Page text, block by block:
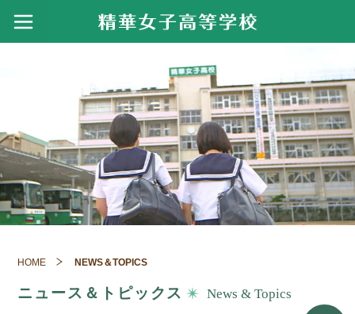
精華学園117年のあゆみ
アクセス
寄付金のお願い
進路実績
精華女子短期大学
製菓衛生師国家試験結果・製菓コース進路実
看護師国家試験結果・看護専攻科進路実績
資格・検定
令和７年度 実績
令和６年度 実績
令和４年度 実績
令和３年度 実績
クラブ活動
体育部
吹奏楽部のおもな活躍
スクールライフ
年間行事
施設・設備紹介
HOME NEWS＆TOPICS
ニュース＆トピックス News & Topics